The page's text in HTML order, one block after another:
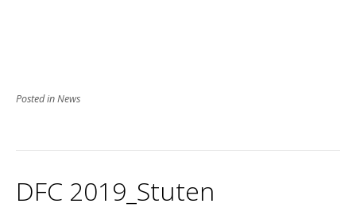
Posted inNews
DFC 2019_Stuten